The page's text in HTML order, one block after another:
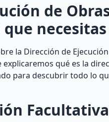
de
la Dirección de
qué es la
para descubrir todo lo